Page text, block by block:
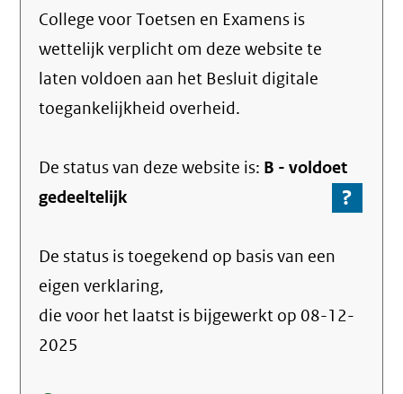
link)
College voor Toetsen en Examens is
wettelijk verplicht om deze website te
laten voldoen aan het Besluit digitale
toegankelijkheid overheid.
De status van dezewebsite is: B -voldoet
gedeeltelijk
?
Ga
over
De status is toegekend op basis van een
eigen verklaring,
die voor het laatst is bijgewerkt op 08-12-
2025